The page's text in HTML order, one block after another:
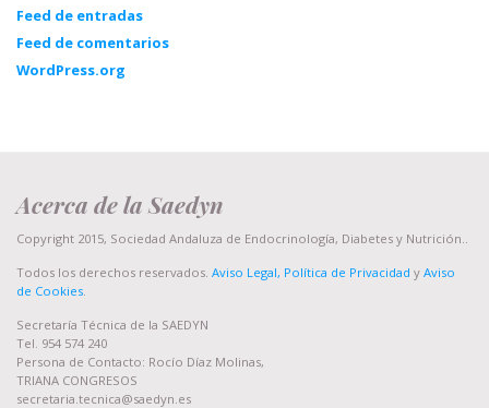
Feed de entradas
Feed de comentarios
WordPress.org
Acerca de la Saedyn
Copyright 2015, Sociedad Andaluza de Endocrinología, Diabetes y Nutrición..
Todos los derechos reservados. Aviso Legal, Política de Privacidad y Aviso
de Cookies
Secretaría Técnica de la SAEDYN
Tel. 954 574 240
Persona de Contacto: Rocío Díaz Molinas,
TRIANA CONGRESOS
secretaria.tecnica@saedyn.es